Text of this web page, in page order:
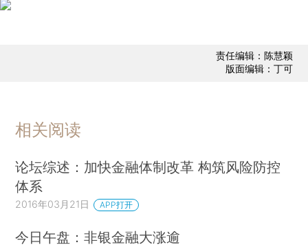
责任编辑：陈慧颖
版面编辑：丁可
相关阅读
论坛综述：加快金融体制改革 构筑风险防控
体系
2016年03月21日 APP打开
今日午盘：非银金融大涨逾